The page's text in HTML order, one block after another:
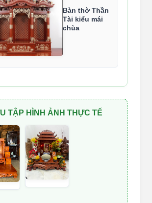
Bàn thờ Thần
Tài kiểu mái
chùa
TẬP HÌNH ẢNH THỰC TẾ